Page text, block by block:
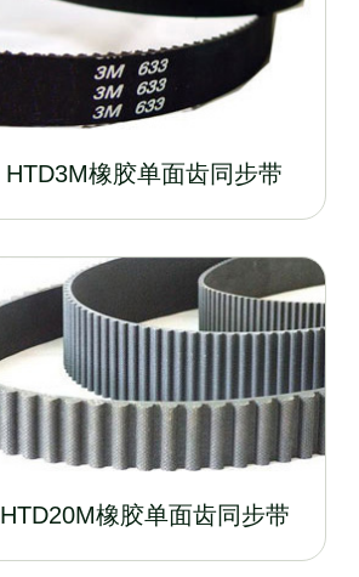
HTD3M橡胶单面齿同步带
HTD20M橡胶单面齿同步带